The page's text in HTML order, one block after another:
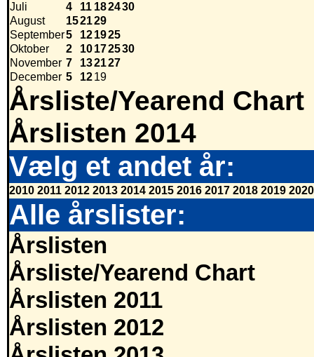
Juli
4 11 182430
August
152129
September5 121925
Oktober
2 10172530
November 7 132127
December 5 1219
Årsliste/Yearend Chart
Årslisten 2014
Vælg et andet år:
2010 2011 2012 2013 2014 2015 2016 2017 2018 2019 2020
Alle årslister:
Årslisten
Årsliste/Yearend Chart
Årslisten 2011
Årslisten 2012